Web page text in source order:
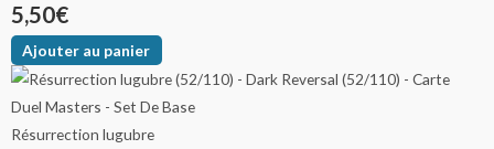
5,50€
Ajouter au panier
Résurrection lugubre